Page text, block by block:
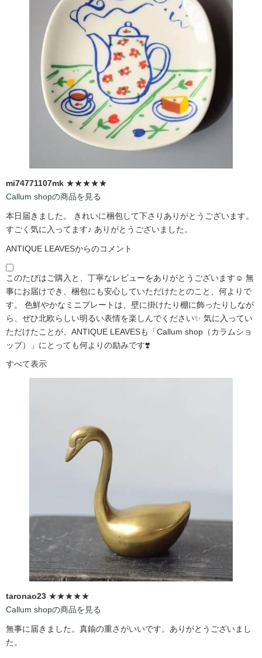
mi74771107mk ★★★★★
Callum shopの商品を見る
本日届きました。 きれいに梱包して下さりありがとうございます。
すごく気に入ってます♪ ありがとうございました。
ANTIQUE LEAVESからのコメント
このたびはご購入と、丁寧なレビューをありがとうございます☺️ 無
事にお届けでき、梱包にも安心していただけたとのこと、何よりで
す。 色鮮やかなミニプレートは、壁に掛けたり棚に飾ったりしなが
ら、ぜひ北欧らしい明るい表情を楽しんでください✨ 気に入ってい
ただけたことが、ANTIQUE LEAVESも「Callum shop（カラムショ
ップ）」にとっても何よりの励みです❣️
すべて表示
taronao23 ★★★★★
Callum shopの商品を見る
無事に届きました。真鍮の重さがいいです。ありがとうございまし
た。